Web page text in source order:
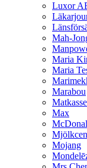
Luxor
Mah-
Maria
Maria
Marabou
Max
Mojang